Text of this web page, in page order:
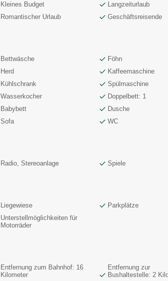
Kleines Budget
Langzeiturlaub
Romantischer Urlaub Geschäftsreisende
Bettwäsche
Föhn
Herd
Kaffeemaschine
Kühlschrank
Spülmaschine
Wasserkocher
Doppelbett: 1
Babybett
Dusche
Sofa WC
Radio, Stereoanlage Spiele
Liegewiese
Parkplätze
Unterstellmöglichkeiten für
Motorräder
Entfernung zum Bahnhof: 16
Kilometer
Entfernung zur
Bushaltestelle: 2